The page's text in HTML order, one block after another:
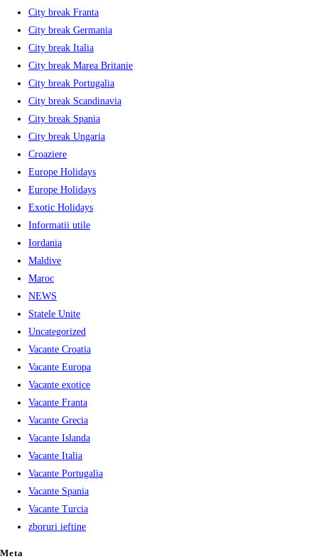
City break Franta
City break Germania
City break Italia
City break Marea Britanie
City break Portugalia
City break Scandinavia
City break Spania
City break Ungaria
Croaziere
Europe Holidays
Europe Holidays
Exotic Holidays
Informatii utile
Iordania
Maldive
Maroc
NEWS
Statele Unite
Uncategorized
Vacante Croatia
Vacante Europa
Vacante exotice
Vacante Franta
Vacante Grecia
Vacante Islanda
Vacante Italia
Vacante Portugalia
Vacante Spania
Vacante Turcia
zboruri ieftine
Meta